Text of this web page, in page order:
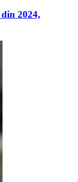
2024,